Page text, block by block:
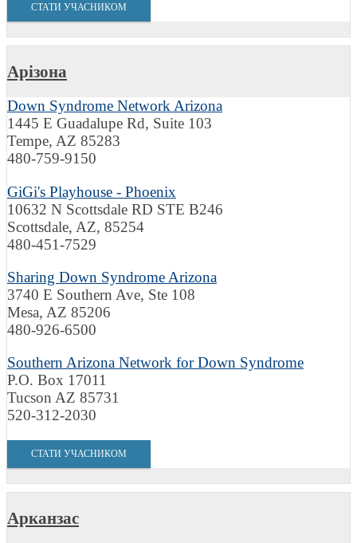
СТАТИ УЧАСНИКОМ
Арізона
Down Syndrome Network Arizona
1445 E Guadalupe Rd, Suite 103
Tempe, AZ 85283
480-759-9150
GiGi's Playhouse - Phoenix
10632 N Scottsdale RD STE B246
Scottsdale, AZ, 85254
480-451-7529
Sharing Down Syndrome Arizona
3740 E Southern Ave, Ste 108
Mesa, AZ 85206
480-926-6500
Southern Arizona Network for Down Syndrome
P.O. Box 17011
Tucson AZ 85731
520-312-2030
СТАТИ УЧАСНИКОМ
Арканзас